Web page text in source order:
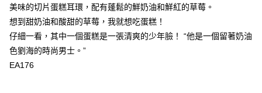
美味的切片蛋糕耳環，配有蓬鬆的鮮奶油和鮮紅的草莓。
想到甜奶油和酸甜的草莓，我就想吃蛋糕！
仔細一看，其中一個蛋糕是一張清爽的少年臉！ “他是一個留著奶油
色劉海的時尚男士。”
EA176